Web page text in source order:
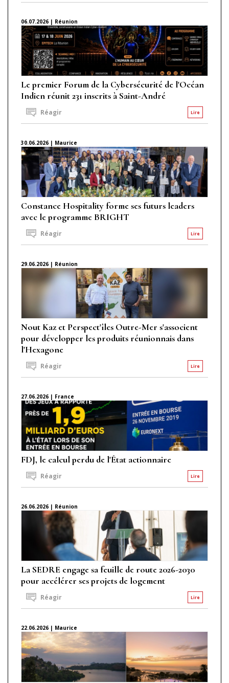
06.07.2026 | Réunion
Le premier Forum de la Cybersécurité de l'Océan
Indien réunit 231 inscrits à Saint-André
Lire
Réagir
30.06.2026 | Maurice
Constance Hospitality forme ses futurs leaders
avec le programme BRIGHT
Lire
Réagir
29.06.2026 | Réunion
Nout Kaz et Perspect'îles Outre-Mer s'associent
pour développer les produits réunionnais dans
l'Hexagone
Lire
Réagir
27.06.2026 | France
FDJ, le calcul perdu de l'État actionnaire
Lire
Réagir
26.06.2026 | Réunion
La SEDRE engage sa feuille de route 2026-2030
pour accélérer ses projets de logement
Lire
Réagir
22.06.2026 | Maurice